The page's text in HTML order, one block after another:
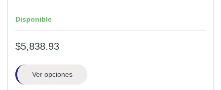
Disponible
$5,838.93
Ver opciones